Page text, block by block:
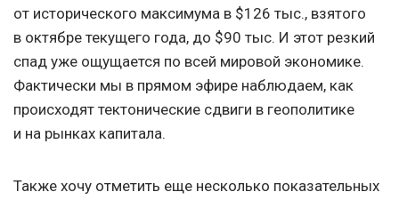
от исторического максимума в $126 тыс., взятого
в октябре текущего года, до $90 тыс. И этот резкий
спад уже ощущается по всей мировой экономике.
Фактически мы в прямом эфире наблюдаем, как
происходят тектонические сдвиги в геополитике
и на рынках капитала.
Также хочу отметить еще несколько показательных